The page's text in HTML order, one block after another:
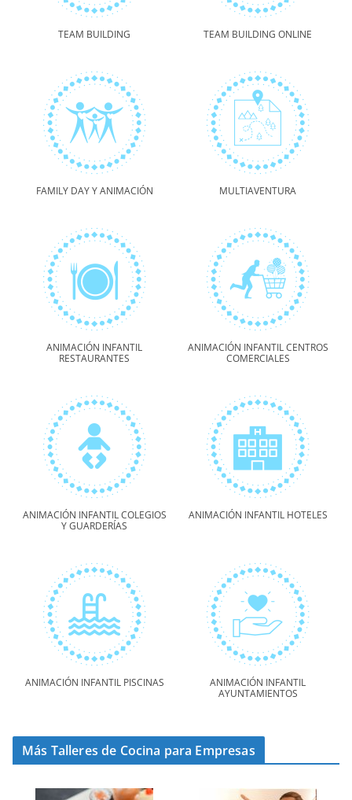
TEAM BUILDING TEAM BUILDING ONLINE
FAMILY DAY Y ANIMACIÓN MULTIAVENTURA
ANIMACIÓN INFANTIL
RESTAURANTES
ANIMACIÓN INFANTIL CENTROS
COMERCIALES
ANIMACIÓN INFANTIL COLEGIOS
Y GUARDERÍAS
ANIMACIÓN INFANTIL HOTELES
ANIMACIÓN INFANTIL PISCINAS
ANIMACIÓN INFANTIL
AYUNTAMIENTOS
Más Talleres de Cocina para Empresas